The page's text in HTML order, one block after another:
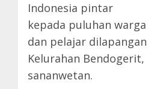
Indonesia pintar
kepada puluhan warga
dan pelajar dilapangan
Kelurahan Bendogerit,
sananwetan.